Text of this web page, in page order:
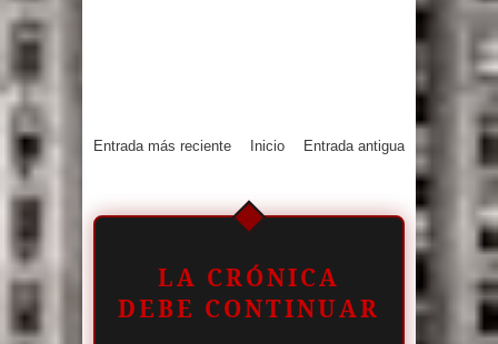
Entrada más reciente Entrada antigua
Inicio
LA CRÓNICA
DEBE CONTINUAR